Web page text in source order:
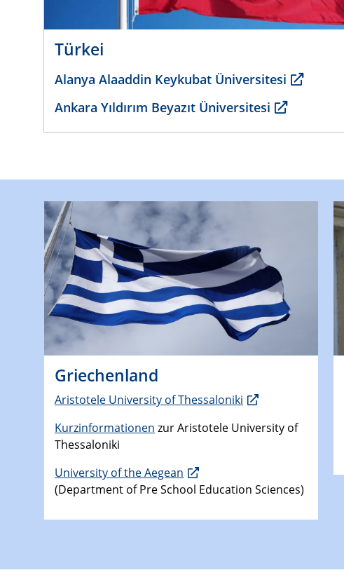
Türkei
Alanya Alaaddin Keykubat Üniversitesi
Ankara Yıldırım Beyazıt Üniversitesi
Griechenland
Aristotele University of Thessaloniki
Kurzinformationen zur Aristotele University of
Thessaloniki
University of the Aegean
(Department of Pre School Education Sciences)